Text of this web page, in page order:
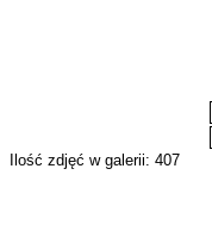
Ilość zdjęć w galerii: 407